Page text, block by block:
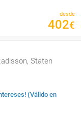
desde
402€
Staten
(Válido en